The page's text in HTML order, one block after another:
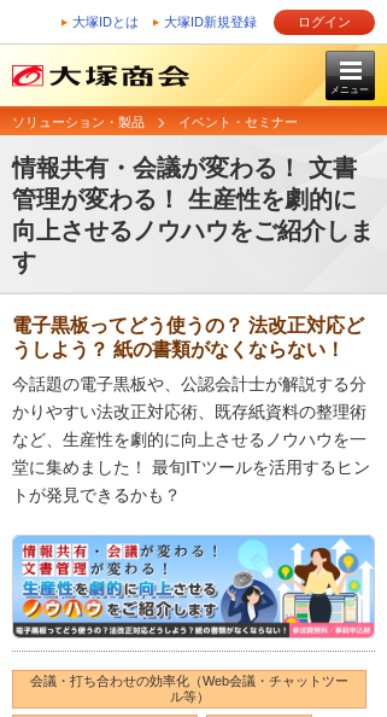
大塚IDとは 大塚ID新規登録 ログイン
メニュー
ソリューション・製品 イベント・セミナー
情報共有・会議が変わる！ 文書
管理が変わる！ 生産性を劇的に
向上させるノウハウをご紹介しま
す
電子黒板ってどう使うの？ 法改正対応ど
うしよう？ 紙の書類がなくならない！
今話題の電子黒板や、公認会計士が解説する分
かりやすい法改正対応術、既存紙資料の整理術
など、生産性を劇的に向上させるノウハウを一
堂に集めました！ 最旬ITツールを活用するヒン
トが発見できるかも？
会議・打ち合わせの効率化（Web会議・チャットツー
ル等）